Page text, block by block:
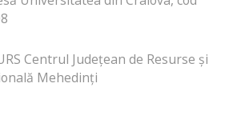
Centrul Județean de Resurse și
Mehedinți